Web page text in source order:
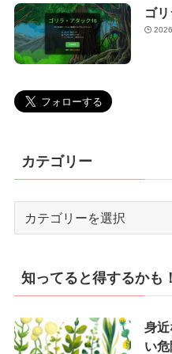
ゴ
カテゴリー
リ
ー
知ってると得するかも
身
い